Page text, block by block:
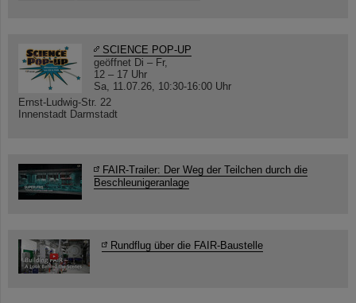
SCIENCE POP-UP
geöffnet Di – Fr,
12 – 17 Uhr
Sa, 11.07.26, 10:30-16:00 Uhr
Ernst-Ludwig-Str. 22
Innenstadt Darmstadt
FAIR-Trailer: Der Weg der Teilchen durch die
Beschleunigeranlage
Rundflug über die FAIR-Baustelle